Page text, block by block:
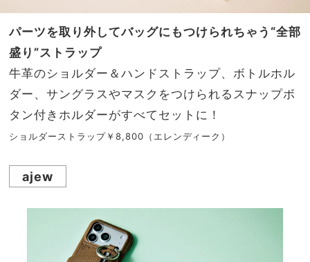
パーツを取り外してバッグにもつけられちゃう“全部
盛り”ストラップ
牛革のショルダー＆ハンドストラップ、ボトルホル
ダー、サングラスやマスクをつけられるスナップボ
タン付きホルダーがすべてセットに！
ショルダーストラップ￥8,800（エレンディーク）
ajew